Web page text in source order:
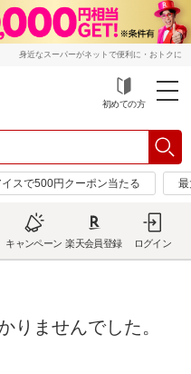
身近なスーパーがネットで便利に・おトクに
初めての方
スで500円クーポン当たる
キャンペーン 楽天会員登録 ログイン
りませんでした。